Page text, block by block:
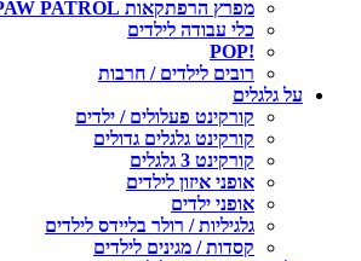
מפרץ הרפתקאות PAW PATROL
כלי עבודה לילדים
!POP
רובים לילדים / חרבות
על גלגלים
קורקינט פעלולים / ילדים
קורקינט גלגלים גדולים
קורקינט 3 גלגלים
אופני איזון לילדים
אופני ילדים
גלגיליות / רולר בליידס לילדים
קסדות / מגינים לילדים